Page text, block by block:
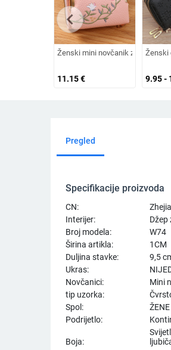
Ženski mini novčanik za
11.15€
Ženski
9.95 -
chevron_left
Pregled
Specifikacije proizvoda
CN:
Interijer:
Džep
Broj modela:
W74
Širina artikla:
1CM
Duljina stavke:
9,5
Ukras:
Novčanici:
Mini
tip uzorka:
Spol:
ŽENE
Podrijetlo:
Boja: